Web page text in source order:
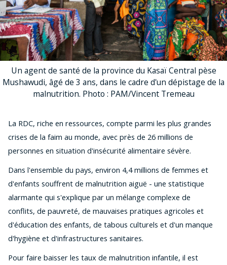
Un agent de santé de la province du Kasaï Central pèse
Mushawudi, âgé de 3 ans, dans le cadre d'un dépistage de la
malnutrition. Photo : PAM/Vincent Tremeau
La RDC, riche en ressources, compte parmi les plus grandes
crises de la faim au monde, avec près de 26 millions de
personnes en situation d'insécurité alimentaire sévère.
Dans l'ensemble du pays, environ 4,4 millions de femmes et
d'enfants souffrent de malnutrition aiguë - une statistique
alarmante qui s'explique par un mélange complexe de
conflits, de pauvreté, de mauvaises pratiques agricoles et
d'éducation des enfants, de tabous culturels et d'un manque
d'hygiène et d'infrastructures sanitaires.
Pour faire baisser les taux de malnutrition infantile, il est